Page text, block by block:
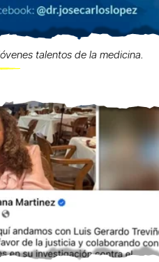
talentos de la medicina.